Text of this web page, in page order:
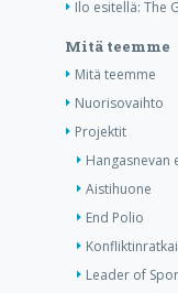
Ilo esitellä: The
Mitä teemme
Mitä teemme
Nuorisovaihto
Projektit
Hangasnevan
Aistihuone
End Polio
Leader of